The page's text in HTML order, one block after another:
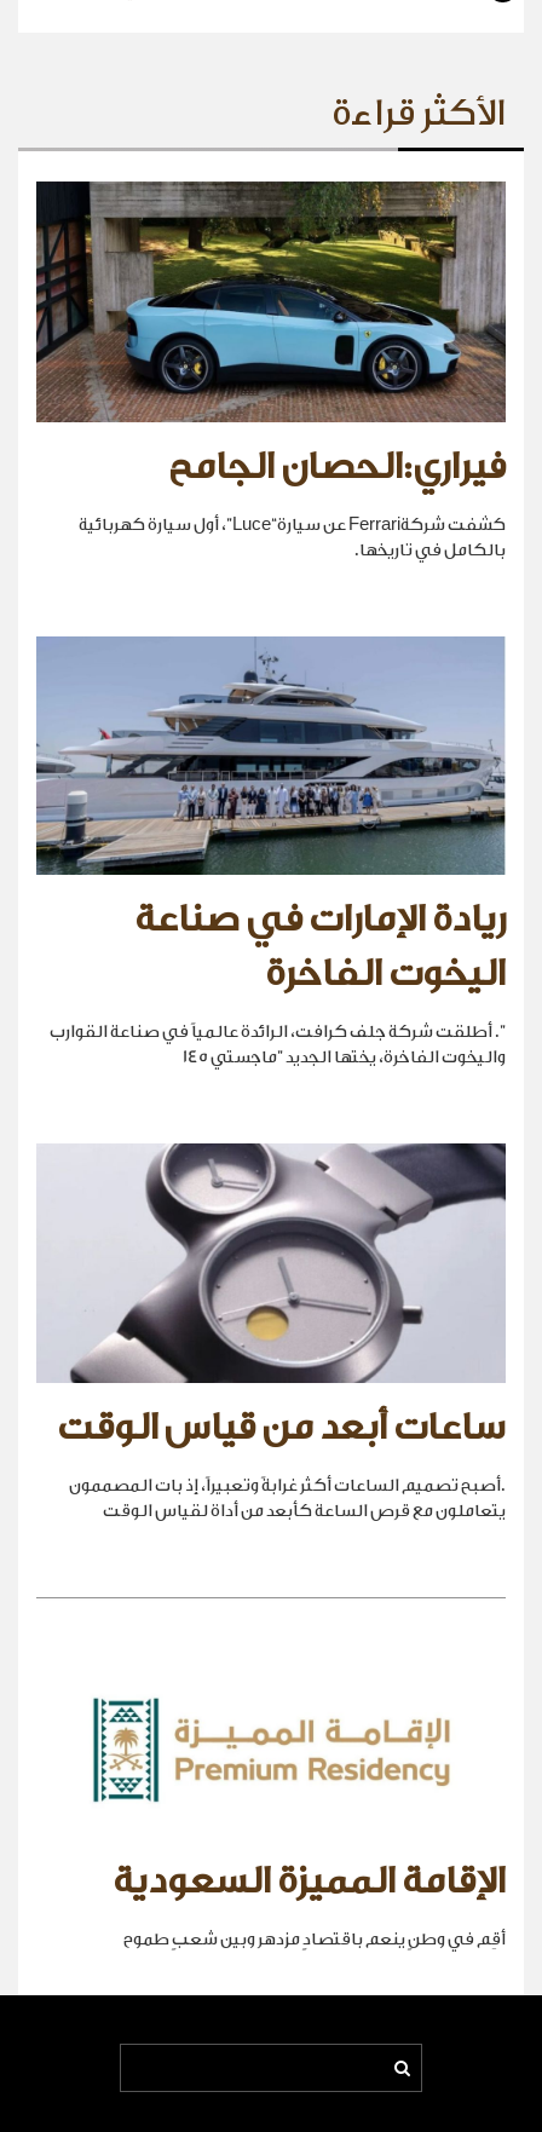
الأكثر قراءة
فيراري:الحصان الجامح
كشفت شركةFerrari عن سيارة“Luce”، أول سيارة كهربائية
بالكامل في تاريخها.
ريادة الإمارات في صناعة
اليخوت الفاخرة
". أطلقت شركة جلف كرافت، الرائدة عالمياً في صناعة القوارب
واليخوت الفاخرة، يختها الجديد "ماجستي 145
ساعات أبعد من قياس الوقت
.أصبح تصميم الساعات أكثر غرابةً وتعبيراً، إذ بات المصممون
يتعاملون مع قرص الساعة كأبعد من أداة لقياس الوقت
الإقامة المميزة السعودية
أقِم في وطنٍ ينعم باقتصادٍ مزدهر وبين شعبٍ طموح